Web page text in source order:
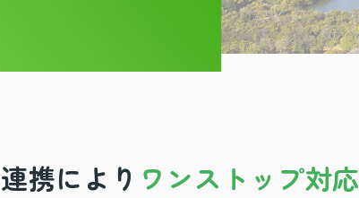
携により ワンストップ対応